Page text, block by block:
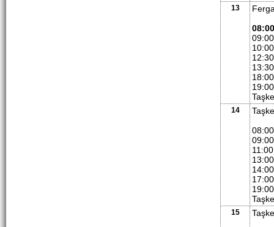
13
08:00
09:00
10:00
12:30
13:30
18:00
19:00
14
08:00
09:00
11:00
13:00
14:00
17:00
19:00
15